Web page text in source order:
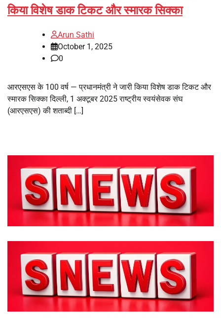
किया विशेष डाक टिकट और स्मारक सिक्का
Arun Sathi
October 1, 2025
0
आरएसएस के 100 वर्ष — प्रधानमंत्री ने जारी किया विशेष डाक टिकट और
स्मारक सिक्का दिल्ली, 1 अक्टूबर 2025 राष्ट्रीय स्वयंसेवक संघ
(आरएसएस) की शताब्दी […]